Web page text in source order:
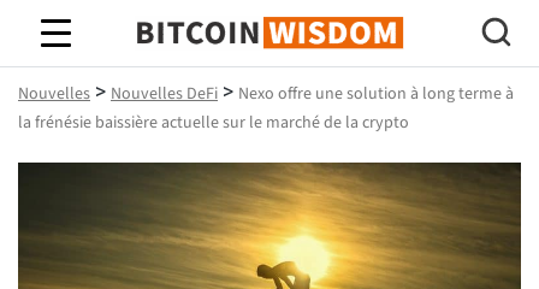
Bitcoin Sagesse
Nouvelles > Nouvelles DeFi > Nexo offre une solution à long terme à
la frénésie baissière actuelle sur le marché de la crypto